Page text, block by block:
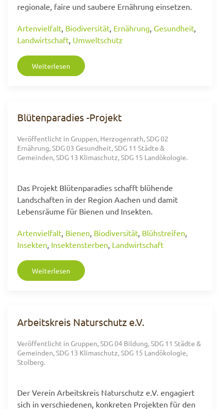
regionale, faire und saubere Ernährung einsetzen.
Artenvielfalt, Biodiversität, Ernährung, Gesundheit,
Landwirtschaft, Umweltschutz
Weiterlesen
Blütenparadies -Projekt
Veröffentlicht in Gruppen, Herzogenrath,SDG 02
Ernährung,SDG 03 Gesundheit,SDG 11 Städte &
Gemeinden,SDG 13 Klimaschutz,SDG 15 Landökologie.
Das Projekt Blütenparadies schafft blühende
Landschaften in der Region Aachen und damit
Lebensräume für Bienen und Insekten.
Artenvielfalt, Bienen, Biodiversität, Blühstreifen,
Insekten, Insektensterben, Landwirtschaft
Weiterlesen
Arbeitskreis Naturschutz e.V.
Veröffentlicht in Gruppen,SDG 04 Bildung,SDG 11 Städte &
Gemeinden,SDG 13 Klimaschutz,SDG 15 Landökologie,
Stolberg.
Der Verein Arbeitskreis Naturschutz e.V. engagiert
sich in verschiedenen, konkreten Projekten für den